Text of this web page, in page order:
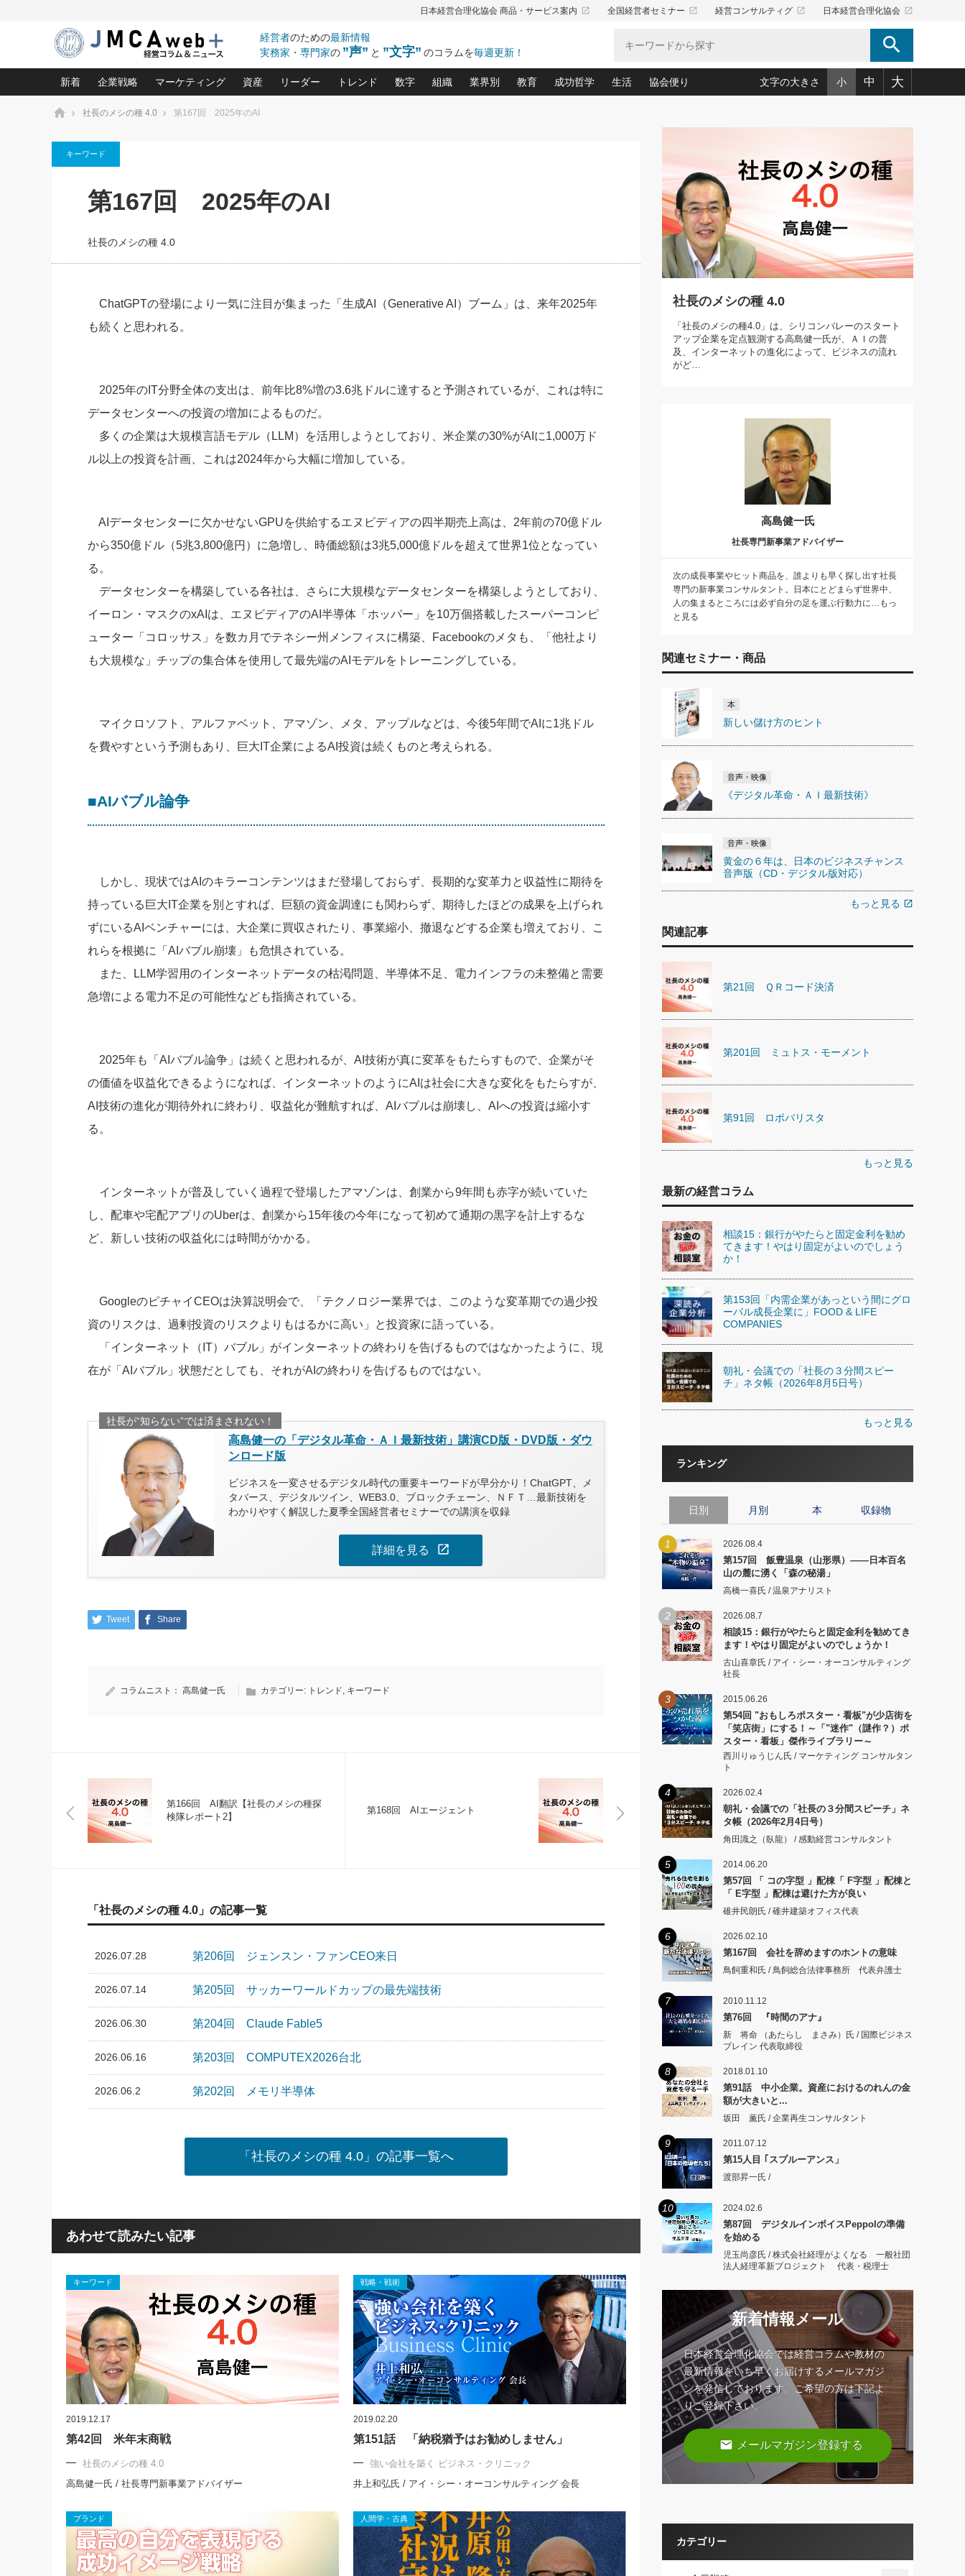
日本経営合理化協会 商品・サービス案内 launch 全国経営者セミナー launch 経営コンサルティグ launch 日本経営合理化協会 launch
経営者のための最新情報
実務家・専門家の ”声” と ”文字” のコラムを毎週更新！ search
新着
がよいのでしょうか！
2026.08.7
日号）
2026.08.5
第86回 「言葉狩り」
もっとみる
企業戦略
中小企業の「１位づくり」戦略(96)
利益を最大化する「業務改善」横田尚哉氏(5)
強い会社を築く ビジネス・クリニック(240)
日本レーザー「人を大切にしながら利益を上げる経営」の極意
武器としてのM&A入門(3)
継続経営 百話百行(85)
野田久美子 香港ビジネス成功法(10)
マーケティング
ロングセラーの玉手箱(9)
は(5)
最高の自分を表現する 成功イメージ戦略(77)
資産
中国経済の最新動向(204)
事業承継の前に、決めておきたい、知っておきたい、やってお
リーダー
ピョートル・F・グジバチの『経営戦略の新常識』(12)
次もあなたにお願いしたいと思われる「一流の仕事術」(28)
トレンド 数字
おカネが残る決算書にするために、やっておきたいこと(34)
賢い社長の「経理財務の見どころ・勘どころ・ツッコミどこ
組織
顧客・社員・社会から支持される「ウェルビーイング経営入
業界別
大久保一彦の“流行る”お店の仕組みづくり(210)
教育
あなただからお願いしたいと思われる 気配りの達人(127)
クレーム対応 実践マニュアル(92)
クレーム対応の新知識と新常識(57)
デキル社員に育てる！ 社員教育の決め手(203)
東川鷹年の「中小企業の人育て」(38)
欧米資産家に学ぶ二世教育(100)
成功哲学
令和時代の「社長の人間力の磨き方」(86)
先人の名句名言の教え 東洋思想に学ぶ経営学(132)
渡部昇一の「日本の指導者たち」(32)
経営に活かす“十八史略”(30)
生活
デジタルＡＶを味方に！新・仕事術(180)
リーダー脳の鍛え方(32)
ワインを楽しむ基礎レッスン(12)
必読！社長が読むべき今月の4冊(88)
眼と耳で楽しむ読書術(162)
社長の「氣」(30)
米国スポーツ・ビジネスに学ぶ心理学(98)
高橋一喜の『これぞ！"本物の温泉"』(157)
協会便り
ビジネス見聞録 経営ニュース(100)
作間信司の経営無形庵(けいえいむぎょうあん)(166)
経営セミナー情報局(1)
繁栄への着眼点 牟田太陽(76)
講話を聞いて学ぼう 実学・耳学・磨く「ミミガク」のすすめ
(7)
文字の大きさ 小 中 大
ホーム 社長のメシの種 4.0 第167回 2025年のAI
キーワード
第167回 2025年のAI
社長のメシの種 4.0
ChatGPTの登場により一気に注目が集まった「生成AI（Generative AI）ブーム」は、来年2025年
も続くと思われる。
2025年のIT分野全体の支出は、前年比8%増の3.6兆ドルに達すると予測されているが、これは特に
データセンターへの投資の増加によるものだ。
多くの企業は大規模言語モデル（LLM）を活用しようとしており、米企業の30%がAIに1,000万ド
ル以上の投資を計画、これは2024年から大幅に増加している。
AIデータセンターに欠かせないGPUを供給するエヌビディアの四半期売上高は、2年前の70億ドル
から350億ドル（5兆3,800億円）に急増し、時価総額は3兆5,000億ドルを超えて世界1位となってい
る。
データセンターを構築している各社は、さらに大規模なデータセンターを構築しようとしており、
イーロン・マスクのxAIは、エヌビディアのAI半導体「ホッパー」を10万個搭載したスーパーコンピ
ューター「コロッサス」を数カ月でテネシー州メンフィスに構築、Facebookのメタも、「他社より
も大規模な」チップの集合体を使用して最先端のAIモデルをトレーニングしている。
マイクロソフト、アルファベット、アマゾン、メタ、アップルなどは、今後5年間でAIに1兆ドル
を費やすという予測もあり、巨大IT企業によるAI投資は続くものと考えられる。
■AIバブル論争
しかし、現状ではAIのキラーコンテンツはまだ登場しておらず、長期的な変革力と収益性に期待を
持っている巨大IT企業を別とすれば、巨額の資金調達にも関わらず、期待したほどの成果を上げられ
ずにいるAIベンチャーには、大企業に買収されたり、事業縮小、撤退などする企業も増えており、こ
れらを根拠に「AIバブル崩壊」も危惧されている。
また、LLM学習用のインターネットデータの枯渇問題、半導体不足、電力インフラの未整備と需要
急増による電力不足の可能性なども指摘されている。
2025年も「AIバブル論争」は続くと思われるが、AI技術が真に変革をもたらすもので、企業がそ
の価値を収益化できるようになれば、インターネットのようにAIは社会に大きな変化をもたらすが、
AI技術の進化が期待外れに終わり、収益化が難航すれば、AIバブルは崩壊し、AIへの投資は縮小す
る。
インターネットが普及していく過程で登場したアマゾンは、創業から9年間も赤字が続いていた
し、配車や宅配アプリのUberは、創業から15年後の今年になって初めて通期の黒字を計上するな
ど、新しい技術の収益化には時間がかかる。
GoogleのピチャイCEOは決算説明会で、「テクノロジー業界では、このような変革期での過少投
資のリスクは、過剰投資のリスクよりもはるかに高い」と投資家に語っている。
「インターネット（IT）バブル」がインターネットの終わりを告げるものではなかったように、現
在が「AIバブル」状態だとしても、それがAIの終わりを告げるものではない。
社長が“知らない”では済まされない！
高島健一の「デジタル革命・ＡＩ最新技術」講演CD版・DVD版・ダウ
ンロード版
ビジネスを一変させるデジタル時代の重要キーワードが早分かり！ChatGPT、メ
タバース、デジタルツイン、WEB3.0、ブロックチェーン、ＮＦＴ…最新技術を
わかりやすく解説した夏季全国経営者セミナーでの講演を収録
詳細を見る open_in_new
Tweet Share
コラムニスト： 高島健一氏 カテゴリー: トレンド キーワード
第166回 AI翻訳【社長のメシの種探
検隊レポート2】
第168回 AIエージェント
「社長のメシの種 4.0」の記事一覧
2026.07.28 第206回 ジェンスン・ファンCEO来日
2026.07.14 第205回 サッカーワールドカップの最先端技術
2026.06.30 第204回 Claude Fable5
2026.06.16 第203回 COMPUTEX2026台北
2026.06.2 第202回 メモリ半導体
「社長のメシの種 4.0」の記事一覧へ
あわせて読みたい記事
キーワード
2019.12.17
第42回 米年末商戦
社長のメシの種 4.0
高島健一氏 / 社長専門新事業アドバイザー
戦略・戦術
2019.02.20
第151話 「納税猶予はお勧めしません」
強い会社を築く ビジネス・クリニック
井上和弘氏 / アイ・シー・オーコンサルティング 会長
ブランド 人間学・古典
社長のメシの種 4.0
「社長のメシの種4.0」は、シリコンバレーのスタート
アップ企業を定点観測する高島健一氏が、ＡＩの普
及、インターネットの進化によって、ビジネスの流れ
がど…
高島健一氏
社長専門新事業アドバイザー
次の成長事業やヒット商品を、誰よりも早く探し出す社長
専門の新事業コンサルタント。日本にとどまらず世界中、
人の集まるところには必ず自分の足を運ぶ行動力に…もっ
と見る
関連セミナー・商品
本
新しい儲け方のヒント
音声・映像
《デジタル革命・ＡＩ最新技術》
音声・映像
黄金の６年は、日本のビジネスチャンス
音声版（CD・デジタル版対応）
もっと見る open_in_new
関連記事
第21回 ＱＲコード決済
第201回 ミュトス・モーメント
第91回 ロボバリスタ
もっと見る
最新の経営コラム
相談15：銀行がやたらと固定金利を勧め
てきます！やはり固定がよいのでしょう
か！
第153回「内需企業があっという間にグロ
ーバル成長企業に」FOOD & LIFE
COMPANIES
朝礼・会議での「社長の３分間スピー
チ」ネタ帳（2026年8月5日号）
もっと見る
ランキング
日別 月別 本 収録物
1 2026.08.4
第157回 飯豊温泉（山形県）――日本百名
山の麓に湧く「森の秘湯」
高橋一喜氏 / 温泉アナリスト
2 2026.08.7
相談15：銀行がやたらと固定金利を勧めてき
ます！やはり固定がよいのでしょうか！
古山喜章氏 / アイ・シー・オーコンサルティング
社長
3 2015.06.26
第54回 "おもしろポスター・看板"が少店街を
「笑店街」にする！～「"迷作"（謎作？）ポ
スター・看板」傑作ライブラリー～
西川りゅうじん氏 / マーケティング コンサルタン
ト
4 2026.02.4
朝礼・会議での「社長の３分間スピーチ」ネ
タ帳（2026年2月4日号）
角田識之（臥龍） / 感動経営コンサルタント
5 2014.06.20
第57回 「 コの字型 」配棟「 F字型 」配棟と
「 E字型 」配棟は避けた方が良い
碓井民朗氏 / 碓井建築オフィス代表
6 2026.02.10
第167回 会社を辞めますのホントの意味
鳥飼重和氏 / 鳥飼総合法律事務所 代表弁護士
7 2010.11.12
第76回 『時間のアナ』
新 将命 （あたらし まさみ）氏 / 国際ビジネス
ブレイン 代表取締役
8 2018.01.10
第91話 中小企業。資産におけるのれんの金
額が大きいと...
坂田 薫氏 / 企業再生コンサルタント
9 2011.07.12
第15人目 ｢スプルーアンス」
渡部昇一氏 /
10 2024.02.6
第87回 デジタルインボイスPeppolの準備
を始める
児玉尚彦氏 / 株式会社経理がよくなる 一般社団
法人経理革新プロジェクト 代表・税理士
新着情報メール
日本経営合理化協会では経営コラムや教材の
最新情報をいち早くお届けするメールマガジ
ンを発信しております。ご希望の方は下記よ
りご登録下さい。
email メールマガジン登録する
カテゴリー